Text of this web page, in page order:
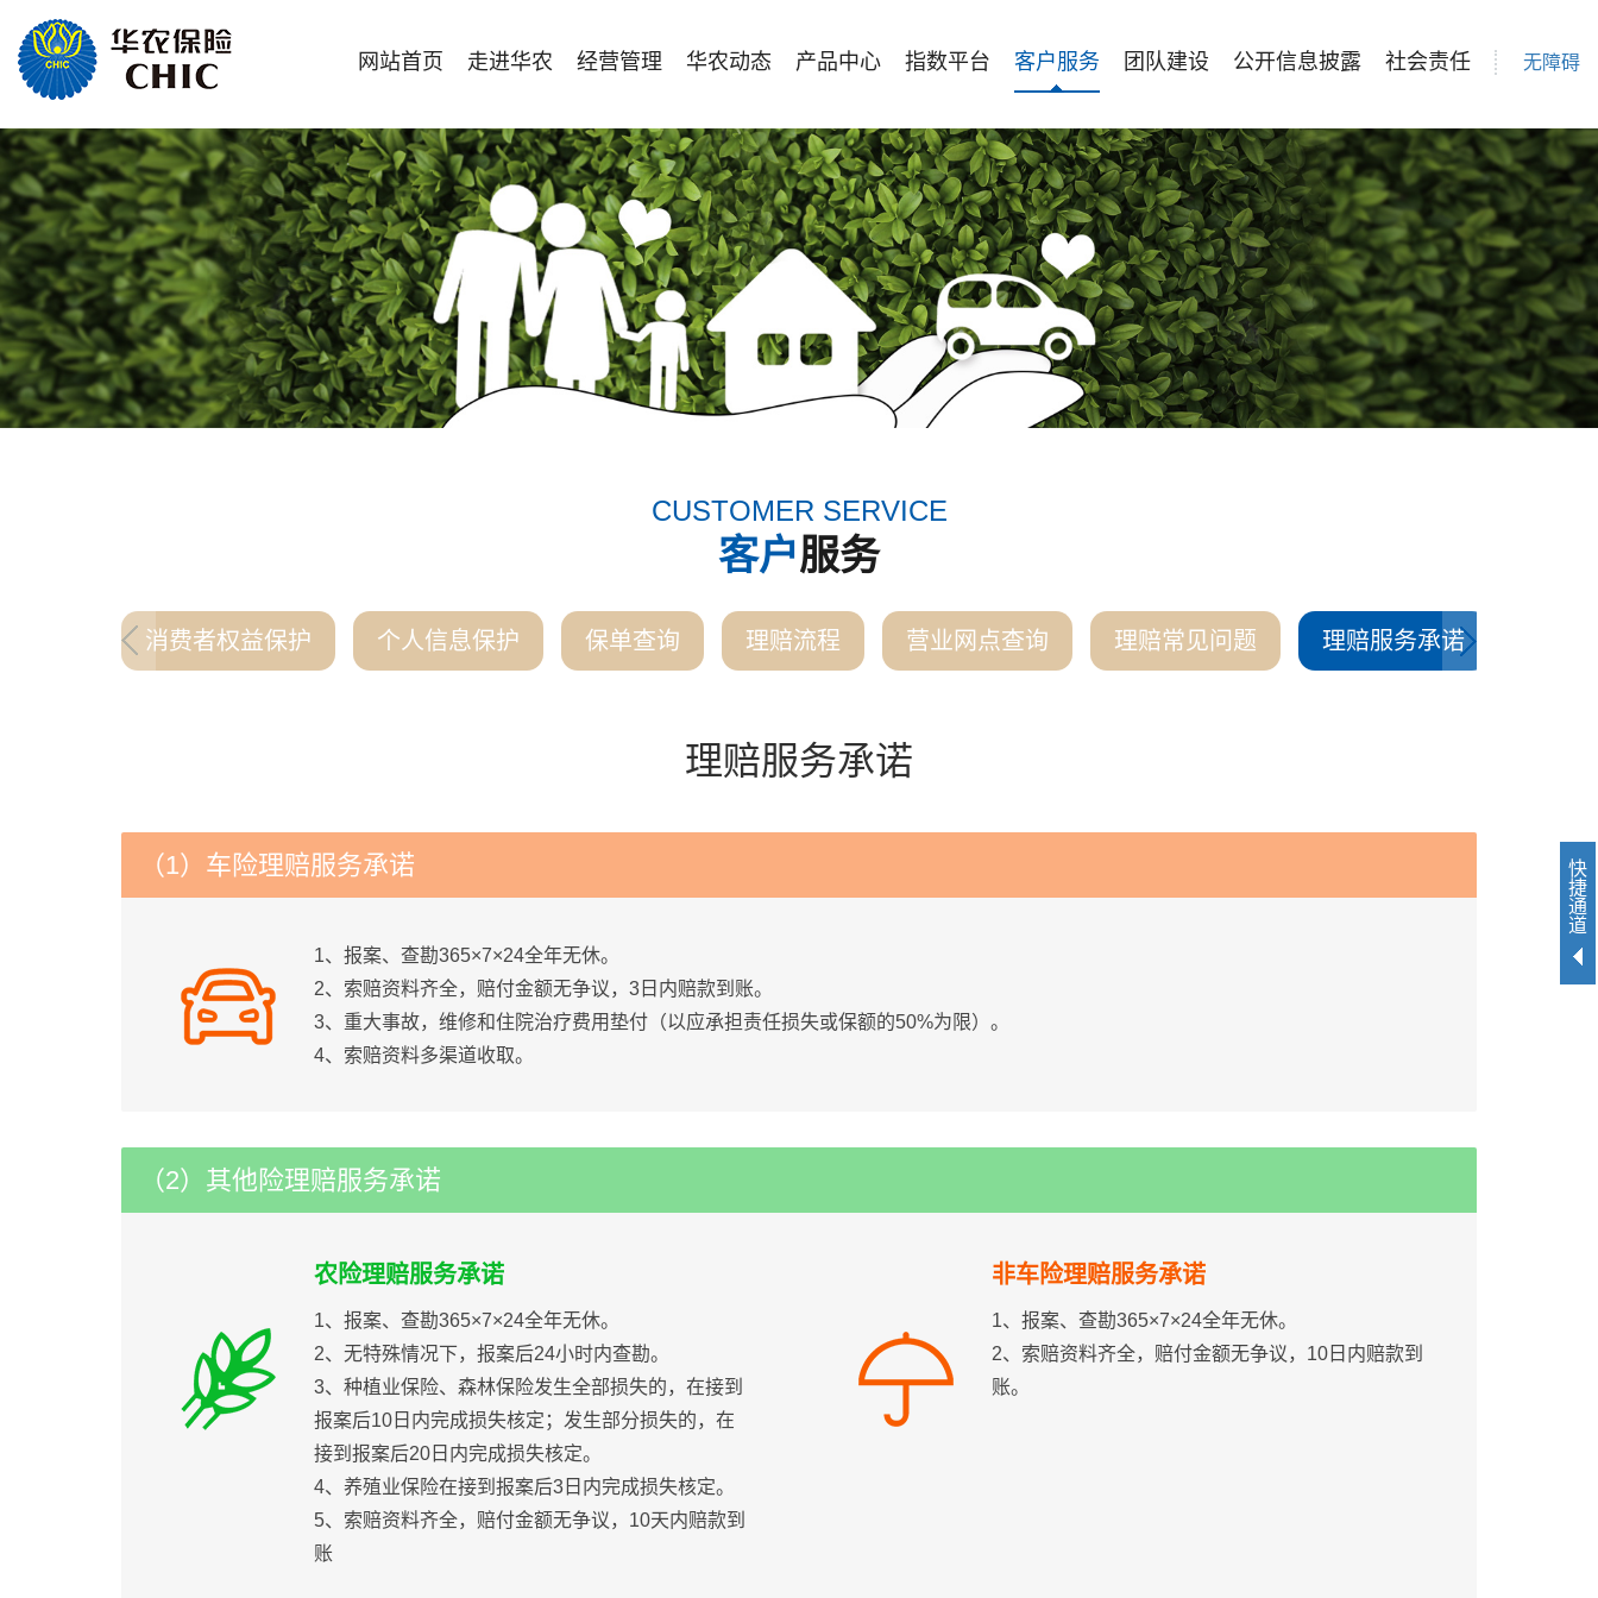
无障碍
网站首页 走进华农 经营管理 华农动态 产品中心 指数平台 客户服务 团队建设 公开信息披露 社会责任
CUSTOMER SERVICE
客户服务
消费者权益保护 个人信息保护 保单查询 理赔流程 营业网点查询 理赔常见问题 理赔服务承诺
理赔服务承诺
（1）车险理赔服务承诺
1、报案、查勘365×7×24全年无休。
2、索赔资料齐全，赔付金额无争议，3日内赔款到账。
3、重大事故，维修和住院治疗费用垫付（以应承担责任损失或保额的50%为限）。
4、索赔资料多渠道收取。
（2）其他险理赔服务承诺
农险理赔服务承诺
1、报案、查勘365×7×24全年无休。
2、无特殊情况下，报案后24小时内查勘。
3、种植业保险、森林保险发生全部损失的，在接到
报案后10日内完成损失核定；发生部分损失的，在
接到报案后20日内完成损失核定。
4、养殖业保险在接到报案后3日内完成损失核定。
5、索赔资料齐全，赔付金额无争议，10天内赔款到
账
非车险理赔服务承诺
1、报案、查勘365×7×24全年无休。
2、索赔资料齐全，赔付金额无争议，10日内赔款到
账。
快
捷
通
道